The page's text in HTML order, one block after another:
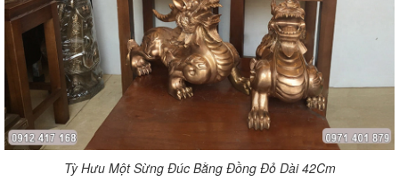
Tỳ Hưu Một Sừng Đúc Bằng Đồng Đỏ Dài 42Cm